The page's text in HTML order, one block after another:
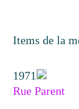
Items de la
1971
Rue Parent